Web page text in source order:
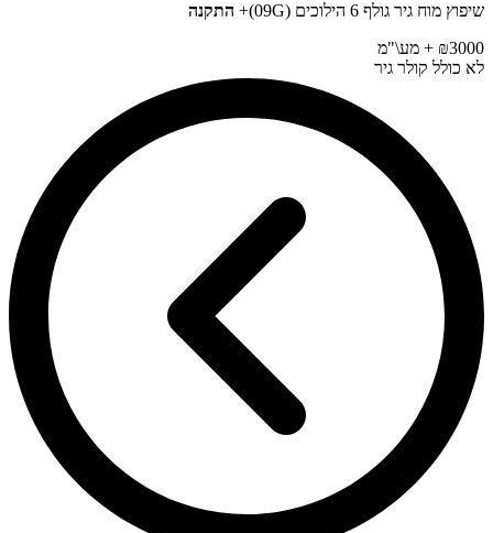
שיפוץ מוח גיר גולף 6 הילוכים (09G)+
התקנה
₪3000 + מע\"מ
לא כולל קולר גיר